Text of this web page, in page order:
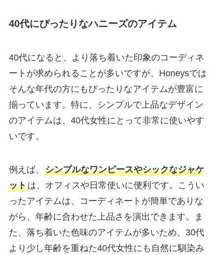
40代にぴったりなハニーズのアイテム
40代になると、より落ち着いた印象のコーディネ
ートが求められることが多いですが、Honeysでは
そんな年代の方にもぴったりなアイテムが豊富に
揃っています。特に、シンプルで上品なデザイン
のアイテムは、40代女性にとって非常に使いやす
いです。
例えば、 シンプルなワンピースやシックなジャケ
ットは、オフィスや日常使いに便利です。こうい
ったアイテムは、コーディネートが簡単でありな
がら、年齢に合わせた上品さを演出できます。ま
た、落ち着いた色味のアイテムが多いため、30代
より少し年齢を重ねた40代女性にも自然に馴染み